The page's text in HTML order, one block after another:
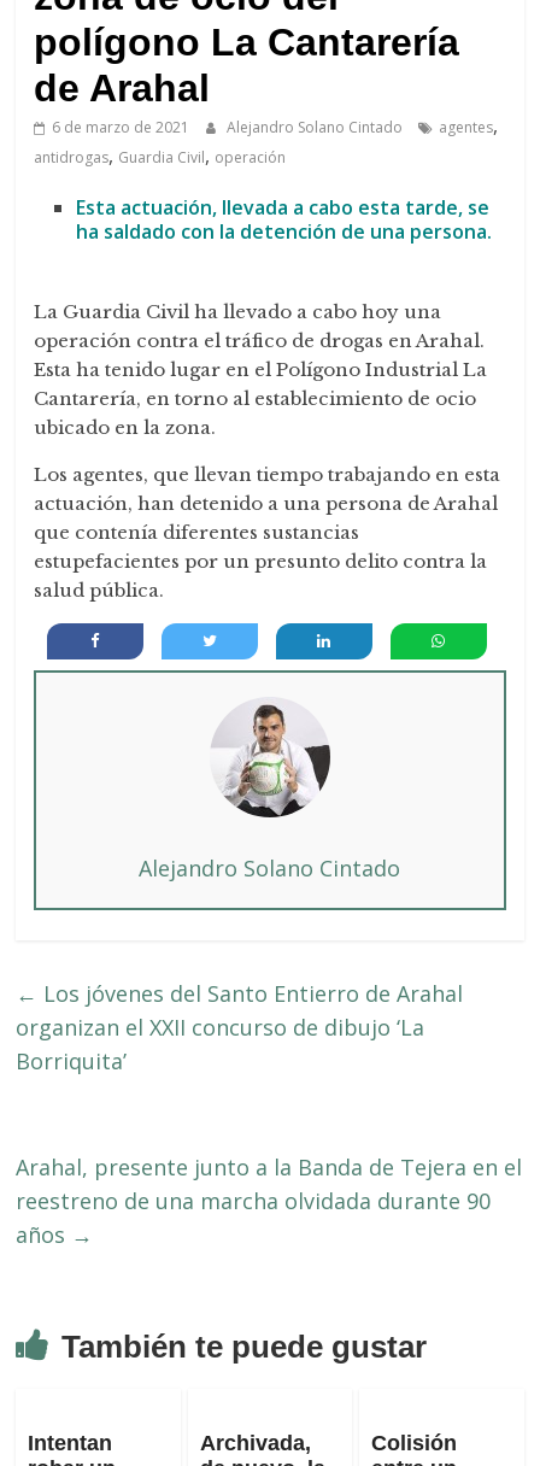
Arahal
polígono La Cantarería
de Arahal
6 de marzo de 2021 Alejandro Solano Cintado agentes,
antidrogas, Guardia Civil, operación
Esta actuación, llevada a cabo esta tarde, se
ha saldado con la detención de una persona.
La Guardia Civil ha llevado a cabo hoy una
operación contra el tráfico de drogas en Arahal.
Esta ha tenido lugar en el Polígono Industrial La
Cantarería, en torno al establecimiento de ocio
ubicado en la zona.
Los agentes, que llevan tiempo trabajando en esta
actuación, han detenido a una persona de Arahal
que contenía diferentes sustancias
estupefacientes por un presunto delito contra la
salud pública.
Alejandro Solano Cintado
← Los jóvenes del Santo Entierro de Arahal
organizan el XXII concurso de dibujo ‘La
Borriquita’
Arahal, presente junto a la Banda de Tejera en el
reestreno de una marcha olvidada durante 90
años →
También te puede gustar
Intentan
Archivada,
Colisión